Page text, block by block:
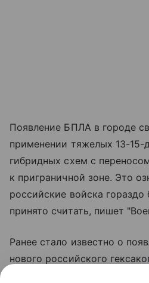
Появление БПЛА в городе
применении тяжелых 13-
гибридных схем с
к приграничной зоне. Это
российские войска
принято считать, пишет
Ранее стало известно о
нового российского